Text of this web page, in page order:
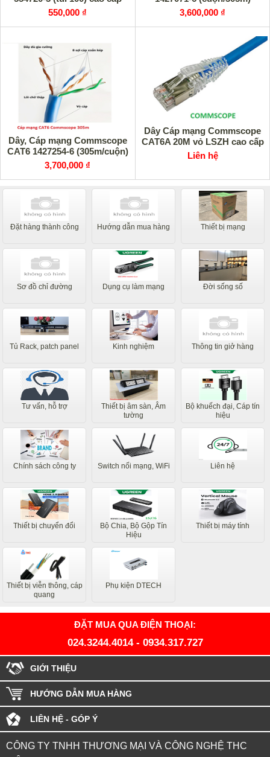
550,000 ₫
3,600,000 ₫
Dây, Cáp mạng Commscope
CAT6 1427254-6 (305m/cuộn)
3,700,000 ₫
Dây Cáp mạng Commscope
CAT6A 20M vỏ LSZH cao cấp
Liên hệ
Đặt hàng thành công Hướng dẫn mua hàng Thiết bị mạng
Sơ đồ chỉ đường Dụng cụ làm mạng Đời sống số
Tủ Rack, patch panel Kinh nghiệm Thông tin giở hàng
Tư vấn, hỗ trợ
Thiết bị âm sàn, Âm
tường
Bộ khuếch đại, Cáp tín
hiệu
Chính sách công ty Switch nối mạng, WiFi Liên hệ
Thiết bị chuyển đổi
Bộ Chia, Bộ Gộp Tín
Hiệu
Thiết bị máy tính
Thiết bị viễn thông, cáp
quang
Phụ kiện DTECH
ĐẶT MUA QUA ĐIỆN THOẠI:
024.3244.4014- 0934.317.727
GIỚI THIỆU
HƯỚNG DẪN MUA HÀNG
LIÊN HỆ - GÓP Ý
CÔNG TY TNHH THƯƠNG MẠI VÀ CÔNG NGHỆ THC